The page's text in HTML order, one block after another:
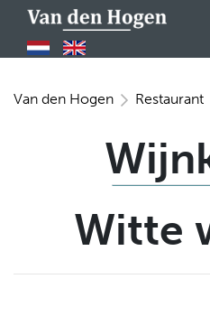
Van den Hogen Restaurant
Witte